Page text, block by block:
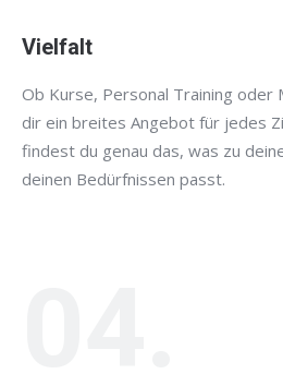
Vielfalt
Ob Kurse, Personal Training oder
dir ein breites Angebot für jedes
findest du genau das, was zu
deinen Bedürfnissen passt.